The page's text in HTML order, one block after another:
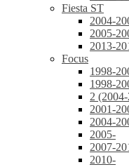
Fiesta ST
2004-
2005-
2013-
Focus
1998-
1998-
2
2001-
2004-
2005-
2007-
2010-